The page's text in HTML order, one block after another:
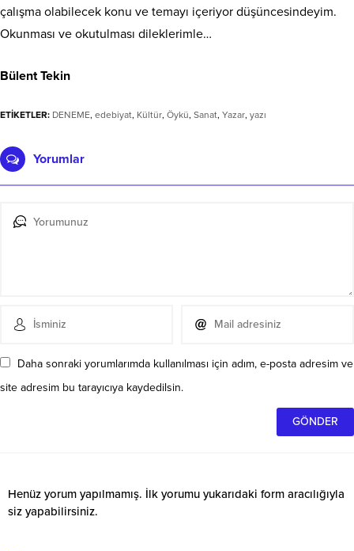
çalışma olabilecek konu ve temayı içeriyor düşüncesindeyim.
Okunması ve okutulması dileklerimle…
Bülent Tekin
ETİKETLER: DENEME, edebiyat, Kültür, Öykü, Sanat, Yazar, yazı
Yorumlar
Daha sonraki yorumlarımda kullanılması için adım, e-posta adresim ve
site adresim bu tarayıcıya kaydedilsin.
Henüz yorum yapılmamış. İlk yorumu yukarıdaki form aracılığıyla
siz yapabilirsiniz.